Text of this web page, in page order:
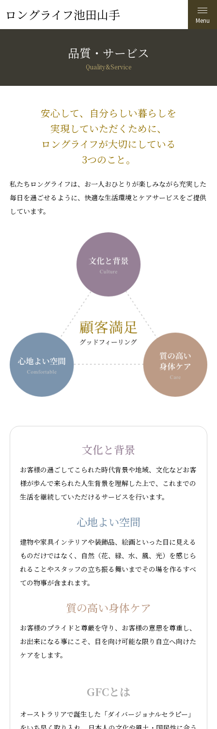
ロングライフ池田山手
品質・サービス
Quality&Service
安心して、自分らしい暮らしを
実現していただくために、
ロングライフが大切にしている
3つのこと。
私たちロングライフは、お一人おひとりが楽しみながら充実した
毎日を過ごせるように、快適な生活環境とケアサービスをご提供
しています。
文化と背景
お客様の過ごしてこられた時代背景や地域、文化などお客
様が歩んで来られた人生背景を理解した上で、これまでの
生活を継続していただけるサービスを行います。
心地よい空間
建物や家具インテリアや装飾品、絵画といった目に見える
ものだけではなく、自然（花、緑、水、風、光）を感じら
れることやスタッフの立ち振る舞いまでその場を作るすべ
ての物事が含まれます。
質の高い身体ケア
お客様のプライドと尊厳を守り、お客様の意思を尊重し、
お出来になる事にこそ、目を向け可能な限り自立へ向けた
ケアをします。
GFCとは
オーストラリアで誕生した「ダイバージョナルセラピー」